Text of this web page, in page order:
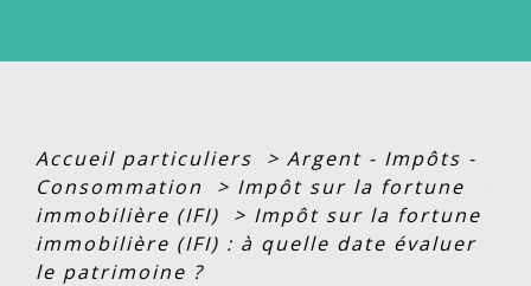
Accueil particuliers > Argent - Impôts -
Consommation
> Impôt sur la fortune
immobilière (IFI)
> Impôt sur la fortune
immobilière (IFI) : à quelle date évaluer
le patrimoine ?